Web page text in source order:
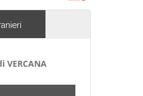
VERCANA